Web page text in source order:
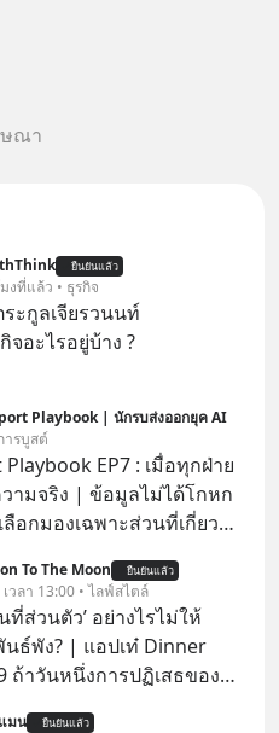
ณา
ยืนยันแล้ว
งที่แล้ว • ธุรกิจ
ะกูลเจียรวนนท์
จอะไรอยู่บ้าง ?
Playbook | นักรบส่งออกยุค AI
ารบูสต์
EP7 : เมื่อทุกฝ่าย
อมูลไม่ได้โกหก
ลือกมองเฉพาะส่วนที่เกี่ยวกับ
To The Moon ยืนยันแล้ว
วลา 13:00 • ไลฟ์สไตล์
ที่ส่วนตัว’ อย่างไรไม่ให้
ธ์พัง? | แอปเท๋ Dinner
ถ้าวันหนึ่งการปฏิเสธของ
มน ยืนยันแล้ว